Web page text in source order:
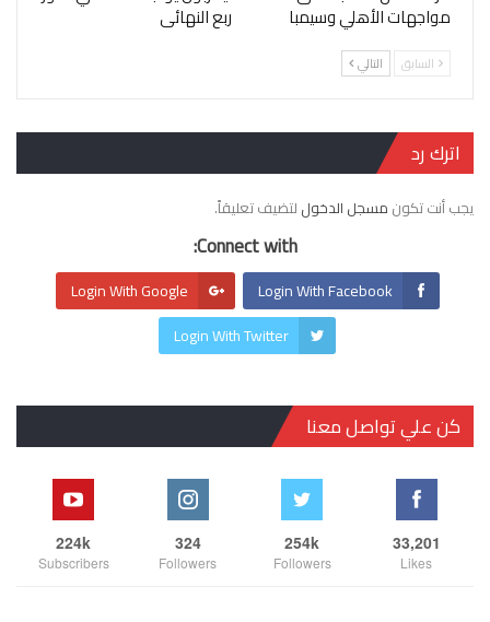
مواجهات الأهلي وسيمبا ربع النهائى
السابق التالي
اترك رد
يجب أنت تكون مسجل الدخول لتضيف تعليقاً.
Connect with:
Login With Facebook
Login With Google
Login With Twitter
كن علي تواصل معنا
33,201
Likes
254k
Followers
324
Followers
224k
Subscribers